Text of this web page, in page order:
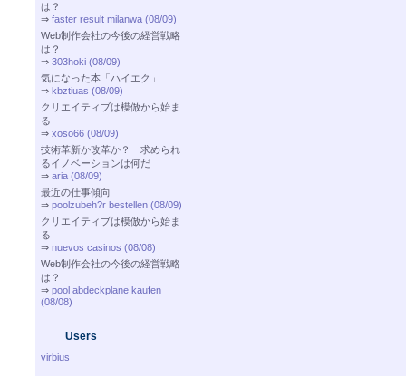
は？
⇒ faster result milanwa (08/09)
Web制作会社の今後の経営戦略
は？
⇒ 303hoki (08/09)
気になった本「ハイエク」
⇒ kbztiuas (08/09)
クリエイティブは模倣から始ま
る
⇒ xoso66 (08/09)
技術革新か改革か？ 求められ
るイノベーションは何だ
⇒ aria (08/09)
最近の仕事傾向
⇒ poolzubeh?r bestellen (08/09)
クリエイティブは模倣から始ま
る
⇒ nuevos casinos (08/08)
Web制作会社の今後の経営戦略
は？
⇒ pool abdeckplane kaufen
(08/08)
Users
virbius